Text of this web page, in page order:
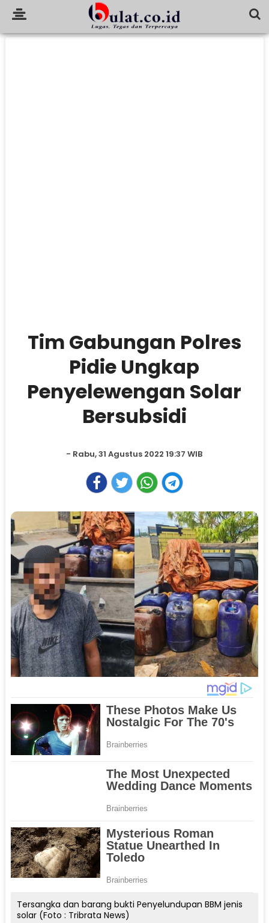
Tim Gabungan Polres
Pidie Ungkap
Penyelewengan Solar
Bersubsidi
- Rabu, 31 Agustus 2022 19:37 WIB
Tersangka dan barang bukti Penyelundupan BBM jenis
solar (Foto : Tribrata News)